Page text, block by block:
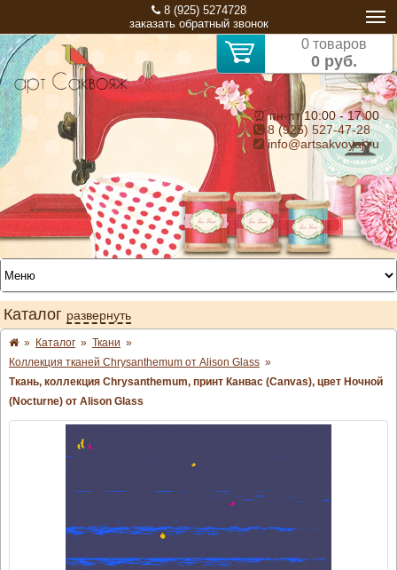
8 (925) 5274728
заказать обратный звонок
0 товаров
0 руб.
⏰ пн-пт 10:00 - 17:00
8 (925) 527-47-28
info@artsakvoyaj.ru
Каталог развернуть
» Каталог » Ткани »
Коллекция тканей Chrysanthemum от Alison Glass »
Ткань, коллекция Chrysanthemum, принт Канвас (Canvas), цвет Ночной
(Nocturne) от Alison Glass